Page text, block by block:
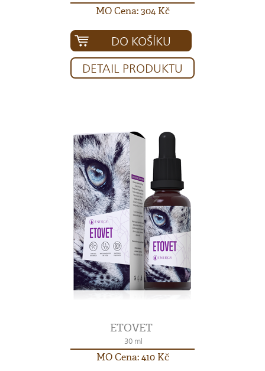
MO Cena: 304 Kč
DO KOŠÍKU
DETAIL PRODUKTU
ETOVET
30 ml
MO Cena: 410 Kč